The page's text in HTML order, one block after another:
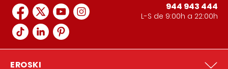
944 943 444
L-S de 9:00h a 22:00h
EROSKI